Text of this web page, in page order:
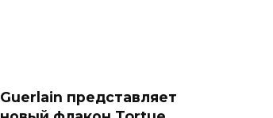
Guerlain представляет